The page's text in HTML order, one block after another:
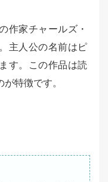
作家チャールズ・
主人公の名前はピ
す。この作品は読
特徴です。